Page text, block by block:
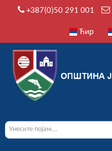
+387(0)50 291 001
Ћир